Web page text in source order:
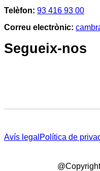
Telèfon: 93 416 93 00
Correu electrònic:
Segueix-nos
Avís legal Política de